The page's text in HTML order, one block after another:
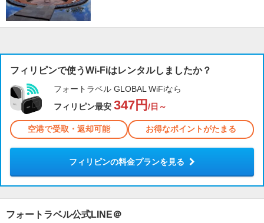
フィリピンで使うWi-Fiはレンタルしましたか？
フォートラベル GLOBAL WiFiなら
フィリピン最安 347円 /日～
空港で受取・返却可能 お得なポイントがたまる
フィリピンの料金プランを見る
フォートラベル公式LINE＠